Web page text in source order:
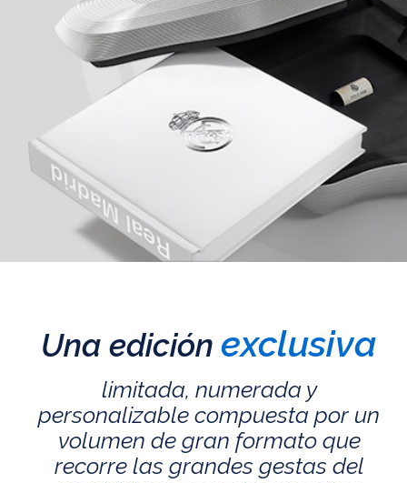
Una edición exclusiva
limitada, numerada y
personalizable compuesta por un
volumen de gran formato que
recorre las grandes gestas del